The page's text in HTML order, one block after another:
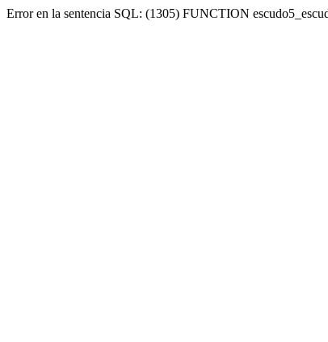
Error en la sentencia SQL: (1305) FUNCTION